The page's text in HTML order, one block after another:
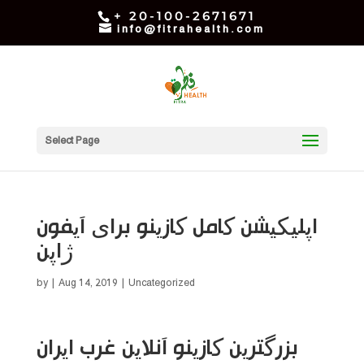
+ 20-100-2671671
info@fitrahealth.com
Select Page
اپلیکیشن کامل کازینو برای آیفون
ژاپن
by Aug 14, 2019 | Uncategorized
بزرگترین کازینو آنلاین غرب ایران